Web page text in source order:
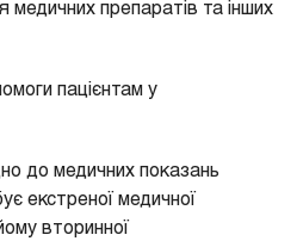
медичних препаратів та інших
пацієнтам у
до медичних показань
екстреної медичної
вторинної